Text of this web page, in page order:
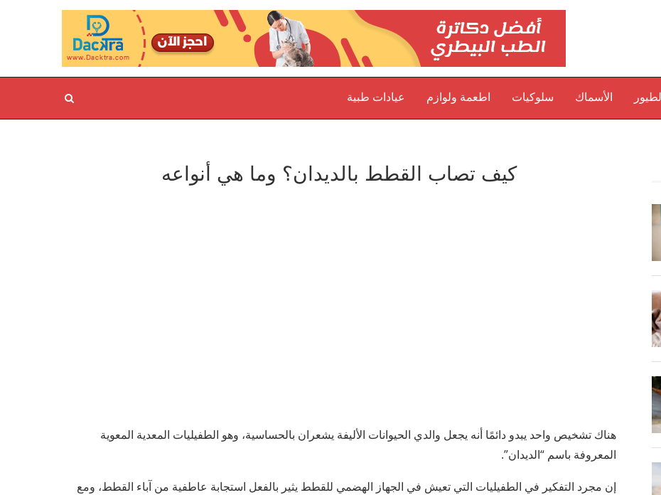
الطيور الأسماك سلوكيات اطعمة ولوازم عيادات طبية
كيف تصاب القطط بالديدان؟ وما هي أنواعه
هناك تشخيص واحد يبدو دائمًا أنه يجعل والدي الحيوانات الأليفة يشعران بالحساسية، وهو الطفيليات المعدية المعوية
المعروفة باسم “الديدان”.
إن مجرد التفكير في الطفيليات التي تعيش في الجهاز الهضمي للقطط يثير بالفعل استجابة عاطفية من آباء القطط، ومع